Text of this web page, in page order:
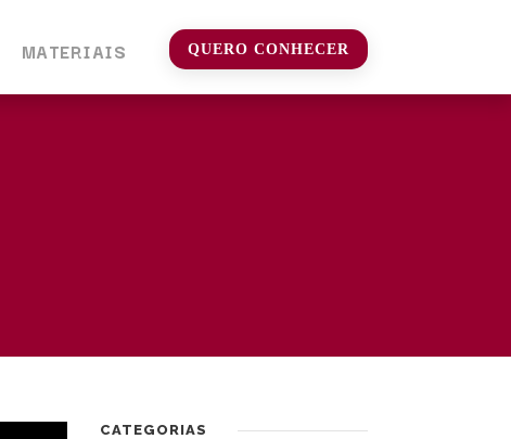
MATERIAIS QUERO CONHECER
CATEGORIAS